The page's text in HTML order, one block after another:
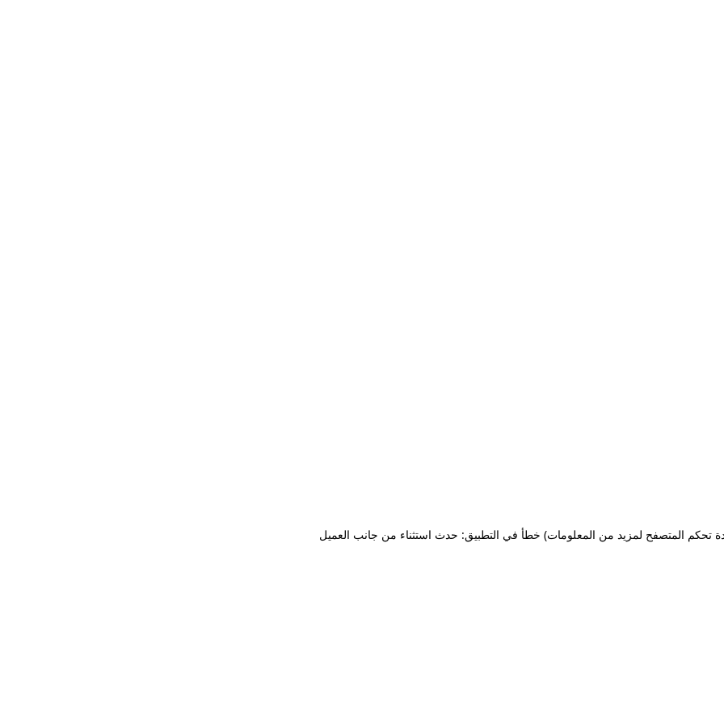
خطأ في التطبيق: حدث استثناء من جانب العميل تحكم المتصفح لمزيد من المعلومات)